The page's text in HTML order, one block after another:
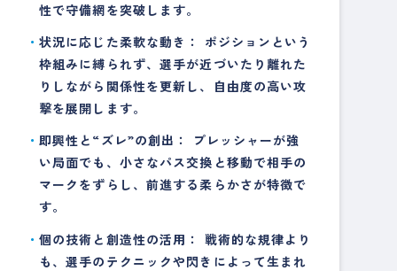
性で守備網を突破します。
状況に応じた柔軟な動き：
ポジションという
枠組みに縛られず、選手が近づいたり離れた
りしながら関係性を更新し、自由度の高い攻
撃を展開します。
即興性と“ズレ”の創出：
プレッシャーが強
い局面でも、小さなパス交換と移動で相手の
マークをずらし、前進する柔らかさが特徴で
す。
個の技術と創造性の活用：
戦術的な規律より
も、選手のテクニックや閃きによって生まれ